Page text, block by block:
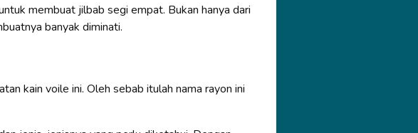
membuat jilbab segi empat. Bukan hanya dari
banyak diminati.
kain voile ini. Oleh sebab itulah nama rayon ini